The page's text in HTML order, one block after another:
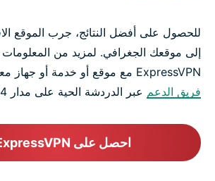
للحصول على أفضل النتائج، جرب الموقع
إلى موقعك الجغرافي. لمزيد من
ExpressVPN مع موقع أو خدمة أو جهاز معين،
فريق الدعم عبر الدردشة الحية على مدار 24 ساعة.
احصل على ExpressVPN